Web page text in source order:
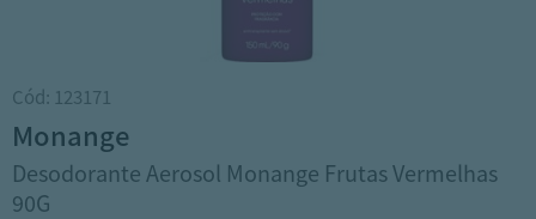
Cód: 123171
monange
Desodorante Aerosol Monange Frutas Vermelhas
90G